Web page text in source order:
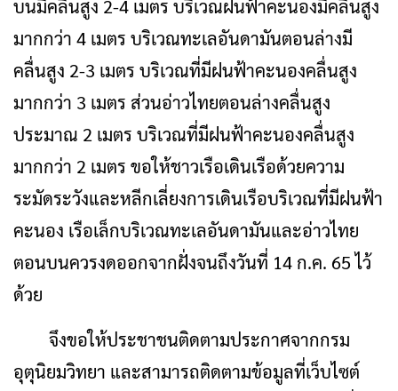
บนมีคลื่นสูง 2-4 เมตร บริเวณฝนฟ้าคะนองมีคลื่นสูง
มากกว่า 4 เมตร บริเวณทะเลอันดามันตอนล่างมี
คลื่นสูง 2-3 เมตร บริเวณที่มีฝนฟ้าคะนองคลื่นสูง
มากกว่า 3 เมตร ส่วนอ่าวไทยตอนล่างคลื่นสูง
ประมาณ 2 เมตร บริเวณที่มีฝนฟ้าคะนองคลื่นสูง
มากกว่า 2 เมตร ขอให้ชาวเรือเดินเรือด้วยความ
ระมัดระวังและหลีกเลี่ยงการเดินเรือบริเวณที่มีฝนฟ้า
คะนอง เรือเล็กบริเวณทะเลอันดามันและอ่าวไทย
ตอนบนควรงดออกจากฝั่งจนถึงวันที่ 14 ก.ค. 65 ไว้
ด้วย
จึงขอให้ประชาชนติดตามประกาศจากกรม
อุตุนิยมวิทยา และสามารถติดตามข้อมูลที่เว็บไซต์